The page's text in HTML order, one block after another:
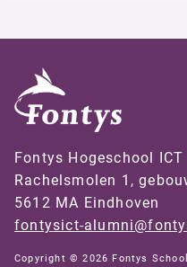
Fontys Hogeschool ICT
Rachelsmolen 1,
5612 MA Eindhoven
fontysict-
Copyright © 2026 Fontys